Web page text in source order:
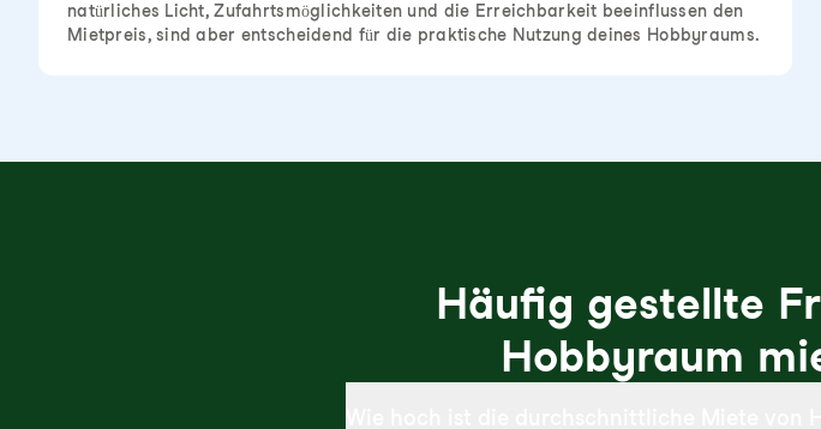
natürliches Licht, Zufahrtsmöglichkeiten und die Erreichbarkeit beeinflussen den
Mietpreis, sind aber entscheidend für die praktische Nutzung deines Hobbyraums.
Häufig gestellte
Hobbyraum